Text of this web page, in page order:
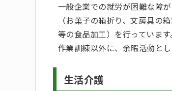
一般企業での就労が困難な障
（お菓子の箱折り、文房具の
等の食品加工）を行っています
作業訓練以外に、余暇活動と
生活介護